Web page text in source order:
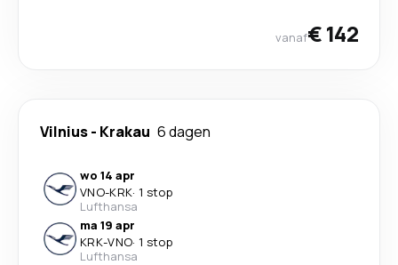
vanaf€ 142
Vilnius- Krakau 6 dagen
wo 14 apr
VNO-KRK· 1 stop
Lufthansa
ma 19 apr
KRK-VNO· 1 stop
Lufthansa